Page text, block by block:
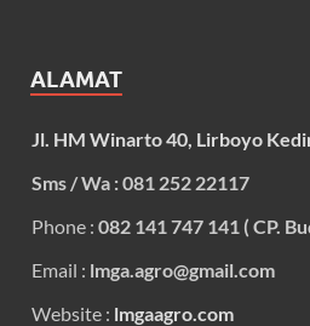
ALAMAT
Jl. HM Winarto 40, Lirboyo
Sms / Wa : 081 252 22117
Phone : 082 141 747 141 ( CP.
Email : lmga.agro@gmail.com
Website : lmgaagro.com